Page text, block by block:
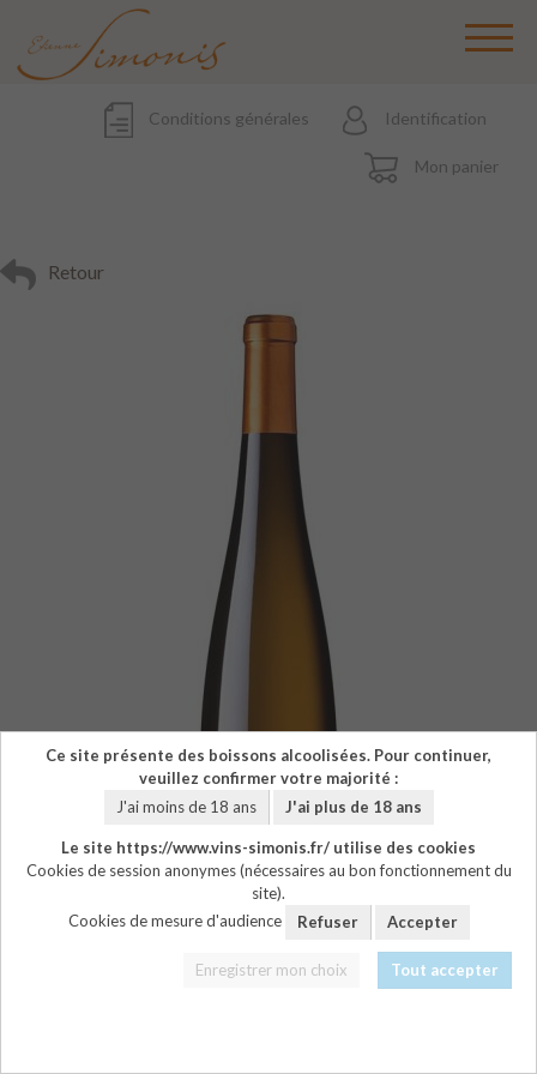
Conditions générales Identification
Mon panier
Retour
Ce site présente des boissons alcoolisées. Pour continuer,
veuillez confirmer votre majorité :
J'ai moins de 18 ans
J'ai plus de 18 ans
Le site https://www.vins-simonis.fr/ utilise des cookies
Cookies de session anonymes (nécessaires au bon fonctionnement du
site).
Cookies de mesure d'audience
Refuser Accepter
Enregistrer mon choix Tout accepter